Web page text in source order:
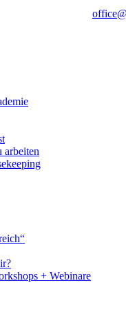
arbeiten
+ Webinare